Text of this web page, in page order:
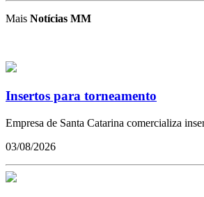
Mais Notícias MM
Insertos para torneamento
Empresa de Santa Catarina comercializa
03/08/2026